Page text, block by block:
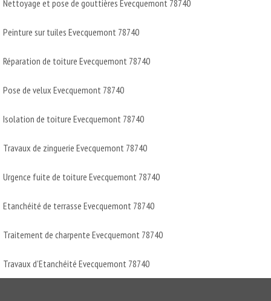
Nettoyage et pose de gouttières Evecquemont 78740
Peinture sur tuiles Evecquemont 78740
Réparation de toiture Evecquemont 78740
Pose de velux Evecquemont 78740
Isolation de toiture Evecquemont 78740
Travaux de zinguerie Evecquemont 78740
Urgence fuite de toiture Evecquemont 78740
Etanchéité de terrasse Evecquemont 78740
Traitement de charpente Evecquemont 78740
Travaux d'Etanchéité Evecquemont 78740